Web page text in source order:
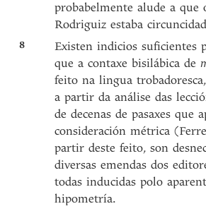
probabelmente alude a
Rodriguiz estaba
8
Existen indicios suficientes
que a contaxe bisilábica de
feito na lingua
a partir da análise das
de decenas de pasaxes que
consideración métrica
partir deste feito, son
diversas emendas dos
todas inducidas polo
hipometría.